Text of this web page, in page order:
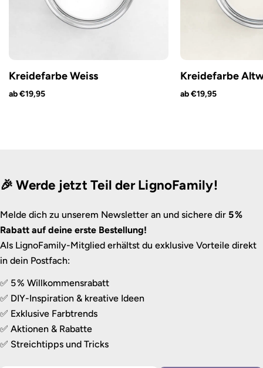
Kreidefarbe Weiss
ab €19,95
Kreidefarbe
ab €19,95
🎉 Werde jetzt Teil der LignoFamily!
Melde dich zu unserem Newsletter an und sichere dir 5 %
Rabatt auf deine erste Bestellung!
Als LignoFamily-Mitglied erhältst du exklusive Vorteile direkt
in dein Postfach:
✅ 5 % Willkommensrabatt
✅ DIY-Inspiration & kreative Ideen
✅ Exklusive Farbtrends
✅ Aktionen & Rabatte
✅ Streichtipps und Tricks